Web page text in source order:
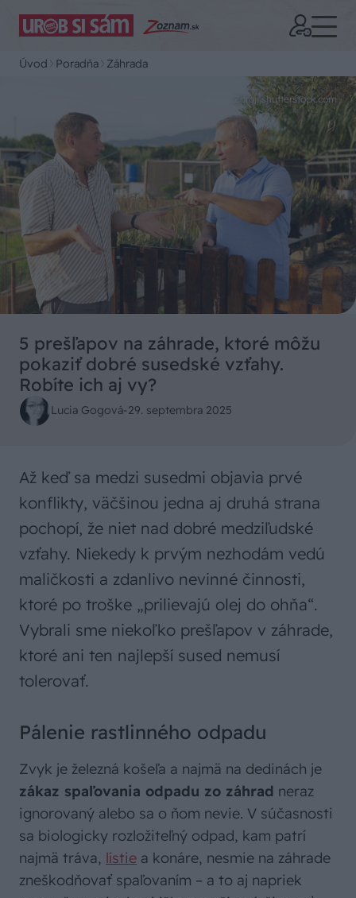
Úvod Poradňa Záhrada
Zdroj: shutterstock.com
5 prešľapov na záhrade, ktoré môžu
pokaziť dobré susedské vzťahy.
Robíte ich aj vy?
Lucia Gogová-29. septembra 2025
Až keď sa medzi susedmi objavia prvé
konflikty, väčšinou jedna aj druhá strana
pochopí, že niet nad dobré medziľudské
vzťahy. Niekedy k prvým nezhodám vedú
maličkosti a zdanlivo nevinné činnosti,
ktoré po troške „prilievajú olej do ohňa“.
Vybrali sme niekoľko prešľapov v záhrade,
ktoré ani ten najlepší sused nemusí
tolerovať.
Pálenie rastlinného odpadu
Zvyk je železná košeľa a najmä na dedinách je
zákaz spaľovania odpadu zo záhrad neraz
ignorovaný alebo sa o ňom nevie. V súčasnosti
sa biologicky rozložiteľný odpad, kam patrí
najmä tráva, lístie a konáre, nesmie na záhrade
zneškodňovať spaľovaním – a to aj napriek